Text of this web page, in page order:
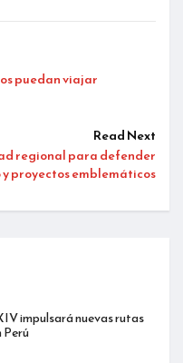
puedan viajar
Read Next
regional para defender
proyectos emblemáticos
impulsará nuevas rutas
Perú